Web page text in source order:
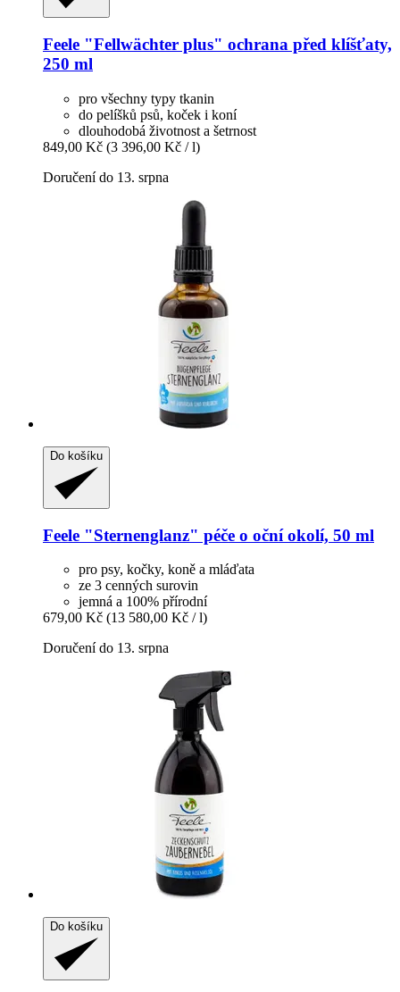
Feele "Fellwächter plus" ochrana před klíšťaty,
250 ml
pro všechny typy tkanin
do pelíšků psů, koček i koní
dlouhodobá životnost a šetrnost
849,00 Kč (3 396,00 Kč / l)
Doručení do 13. srpna
Do košíku
Feele "Sternenglanz" péče o oční okolí, 50 ml
pro psy, kočky, koně a mláďata
ze 3 cenných surovin
jemná a 100% přírodní
679,00 Kč (13 580,00 Kč / l)
Doručení do 13. srpna
Do košíku